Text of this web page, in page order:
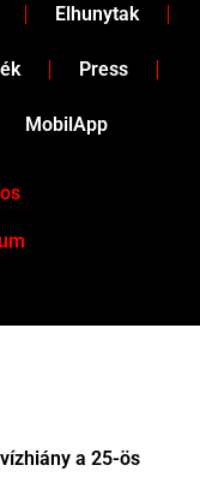
Elhunytak
Press
MobilApp
a 25-ös